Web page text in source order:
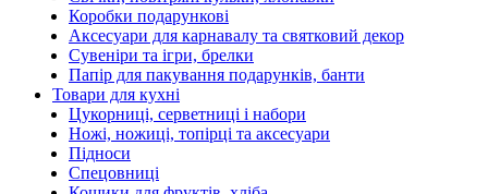
Коробки подарункові
Аксесуари для карнавалу та святковий декор
Сувеніри та ігри, брелки
Папір для пакування подарунків, банти
Товари для кухні
Цукорниці, серветниці і набори
Ножі, ножиці, топірці та аксесуари
Підноси
Спецовниці